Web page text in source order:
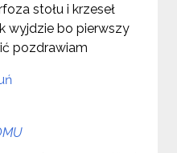
stołu i krzeseł
wyjdzie bo pierwszy
pozdrawiam